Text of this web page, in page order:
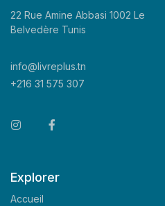
22 Rue Amine Abbasi 1002 Le
Belvedère Tunis
info@livreplus.tn
+216 31 575 307
Explorer
Accueil